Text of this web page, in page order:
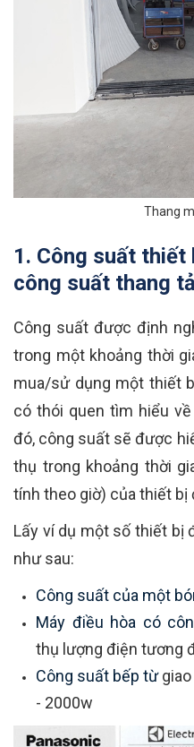
Thang
1. Công suất
công suất thang
Công suất được định
trong một khoảng thời
mua/sử dụng một thiết
có thói quen tìm hiểu
đó, công suất sẽ được
thụ trong khoảng thời
tính theo giờ) của thiết
Lấy ví dụ một số thiết bị
như sau:
Công suất của một
Máy điều hòa có
thụ lượng điện tương
Công suất bếp từgiao
- 2000w